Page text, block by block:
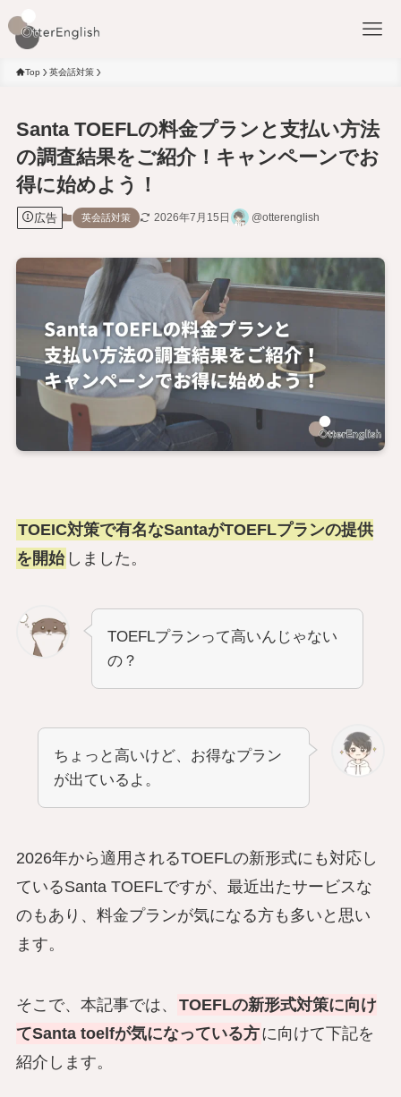
Top 英会話対策
Santa TOEFLの料金プランと支払い方法
の調査結果をご紹介！キャンペーンでお
得に始めよう！
広告 英会話対策 2026年7月15日 @otterenglish
TOEIC対策で有名なSantaがTOEFLプランの提供
を開始 しました。
TOEFLプランって高いんじゃない
の？
ちょっと高いけど、お得なプラン
が出ているよ。
2026年から適用されるTOEFLの新形式にも対応し
ているSanta TOEFLですが、最近出たサービスな
のもあり、料金プランが気になる方も多いと思い
ます。
そこで、本記事では、
TOEFLの新形式対策に向け
てSanta toelfが気になっている方に向けて下記を
紹介します。